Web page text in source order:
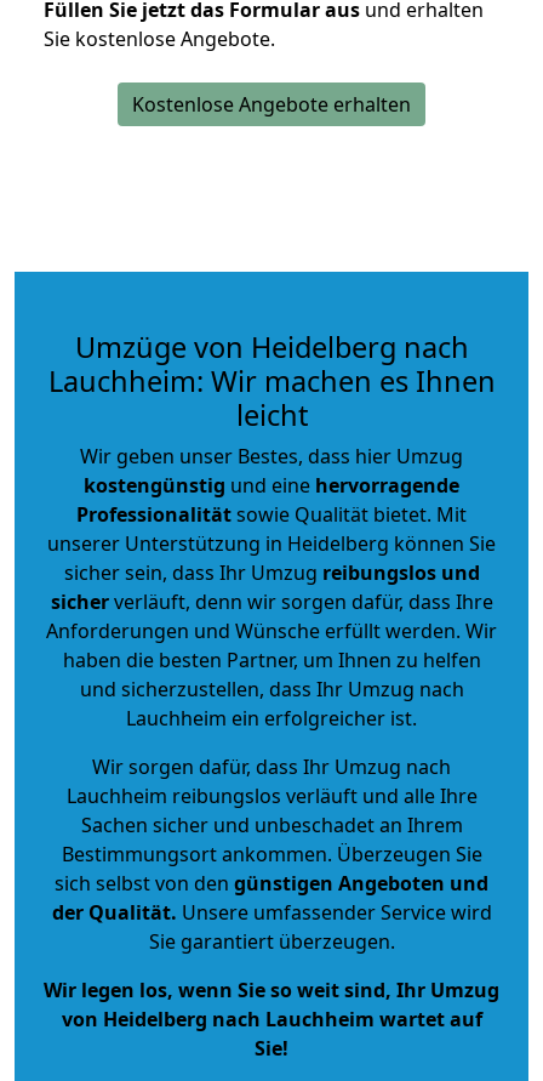
Füllen Sie jetzt das Formular aus und erhalten
Sie kostenlose Angebote.
Kostenlose Angebote erhalten
Umzüge von Heidelberg nach
Lauchheim: Wir machen es Ihnen
leicht
Wir geben unser Bestes, dass hier Umzug
kostengünstig und eine hervorragende
Professionalitätsowie Qualität bietet. Mit
unserer Unterstützung in Heidelberg können Sie
sicher sein, dass Ihr Umzug reibungslos und
sicherverläuft, denn wir sorgen dafür, dass Ihre
Anforderungen und Wünsche erfüllt werden. Wir
haben die besten Partner, um Ihnen zu helfen
und sicherzustellen, dass Ihr Umzug nach
Lauchheim ein erfolgreicher ist.
Wir sorgen dafür, dass Ihr Umzug nach
Lauchheim reibungslos verläuft und alle Ihre
Sachen sicher und unbeschadet an Ihrem
Bestimmungsort ankommen. Überzeugen Sie
sich selbst von den günstigen Angeboten und
der Qualität. Unsere umfassender Service wird
Sie garantiert überzeugen.
Wir legen los, wenn Sie so weit sind, Ihr Umzug
von Heidelberg nach Lauchheim wartet auf
Sie!